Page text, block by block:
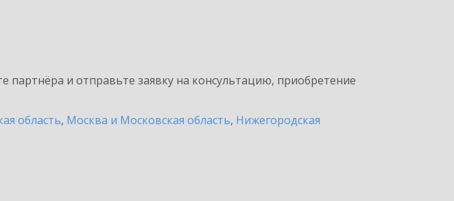
и отправьте заявку на консультацию, приобретение
область, Москва и Московская область, Нижегородская